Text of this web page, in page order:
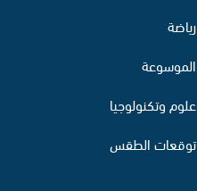
رياضة
الموسوعة
علوم وتكنولوجيا
توقعات الطقس